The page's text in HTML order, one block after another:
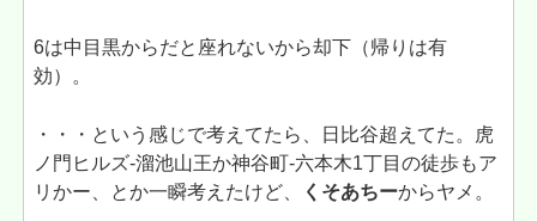
6は中目黒からだと座れないから却下（帰りは有
効）。
・・・という感じで考えてたら、日比谷超えてた。虎
ノ門ヒルズ‐溜池山王か神谷町-六本木1丁目の徒歩もア
リかー、とか一瞬考えたけど、
くそあちーからヤメ。